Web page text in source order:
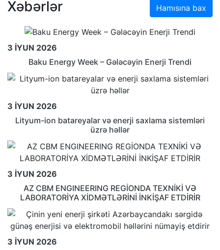
Xəbərlər Hamısına bax
3 İYUN 2026
Baku Energy Week – Gələcəyin Enerji Trendi
3 İYUN 2026
Lityum-ion batareyalar və enerji saxlama sistemləri
üzrə həllər
3 İYUN 2026
AZ CBM ENGINEERING REGİONDA TEXNİKİ VƏ
LABORATORİYA XİDMƏTLƏRİNİ İNKİŞAF ETDİRİR
3 İYUN 2026